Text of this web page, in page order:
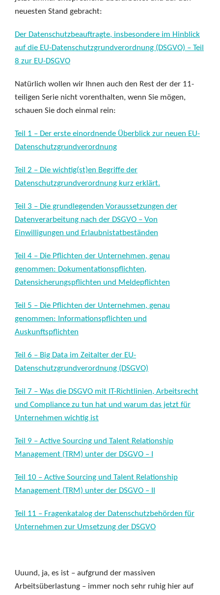
neuesten Stand gebracht:
Der Datenschutzbeauftragte, insbesondere im Hinblick
auf die EU-Datenschutzgrundverordnung (DSGVO) – Teil
8 zur EU-DSGVO
Natürlich wollen wir Ihnen auch den Rest der der 11-
teiligen Serie nicht vorenthalten, wenn Sie mögen,
schauen Sie doch einmal rein:
Teil 1 – Der erste einordnende Überblick zur neuen EU-
Datenschutzgrundverordnung
Teil 2 – Die wichtig(st)en Begriffe der
Datenschutzgrundverordnung kurz erklärt.
Teil 3 – Die grundlegenden Voraussetzungen der
Datenverarbeitung nach der DSGVO – Von
Einwilligungen und Erlaubnistatbeständen
Teil 4 – Die Pflichten der Unternehmen, genau
genommen: Dokumentationspflichten,
Datensicherungspflichten und Meldepflichten
Teil 5 – Die Pflichten der Unternehmen, genau
genommen: Informationspflichten und
Auskunftspflichten
Teil 6 – Big Data im Zeitalter der EU-
Datenschutzgrundverordnung (DSGVO)
Teil 7 – Was die DSGVO mit IT-Richtlinien, Arbeitsrecht
und Compliance zu tun hat und warum das jetzt für
Unternehmen wichtig ist
Teil 9 – Active Sourcing und Talent Relationship
Management (TRM) unter der DSGVO – I
Teil 10 – Active Sourcing und Talent Relationship
Management (TRM) unter der DSGVO – II
Teil 11 – Fragenkatalog der Datenschutzbehörden für
Unternehmen zur Umsetzung der DSGVO
Uuund, ja, es ist – aufgrund der massiven
Arbeitsüberlastung – immer noch sehr ruhig hier auf